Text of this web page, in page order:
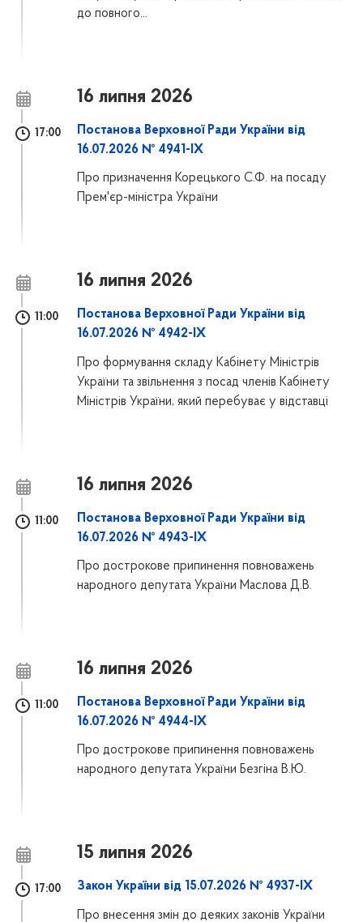
до повного...
16 липня 2026
17:00
Постанова Верховної Ради України від
16.07.2026 № 4941-IX
Про призначення Корецького С.Ф. на посаду
Прем'єр-міністра України
16 липня 2026
11:00
Постанова Верховної Ради України від
16.07.2026 № 4942-IX
Про формування складу Кабінету Міністрів
України та звільнення з посад членів Кабінету
Міністрів України, який перебуває у відставці
16 липня 2026
11:00
Постанова Верховної Ради України від
16.07.2026 № 4943-IX
Про дострокове припинення повноважень
народного депутата України Маслова Д.В.
16 липня 2026
11:00
Постанова Верховної Ради України від
16.07.2026 № 4944-IX
Про дострокове припинення повноважень
народного депутата України Безгіна В.Ю.
15 липня 2026
17:00 Закон України від 15.07.2026 № 4937-IX
Про внесення змін до деяких законів України